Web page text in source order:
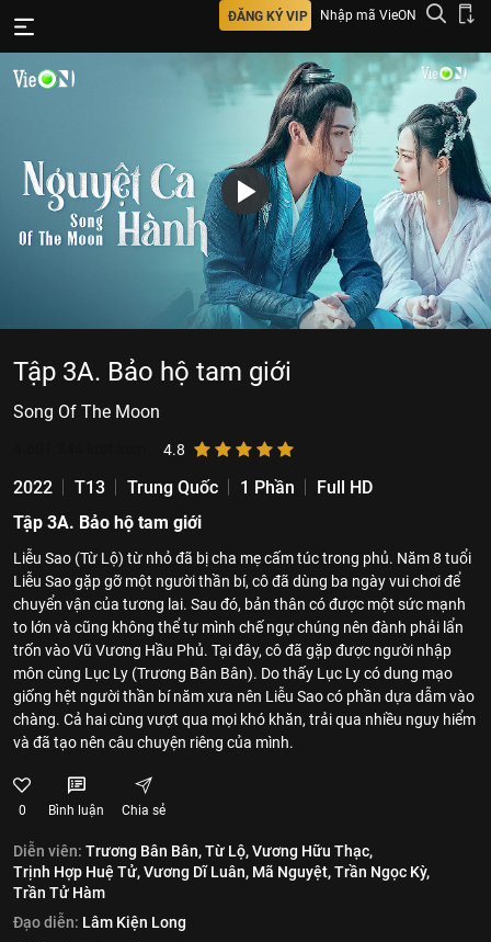
ĐĂNG KÝ VIP Nhập mã VieON
Tập 3A. Bảo hộ tam giới
Song Of The Moon
4.8
2022 T13 Trung Quốc 1 Phần
Full HD
Tập 3A. Bảo hộ tam giới
Liễu Sao (Từ Lộ) từ nhỏ đã bị cha mẹ cấm túc trong phủ. Năm 8 tuổi
Liễu Sao gặp gỡ một người thần bí, cô đã dùng ba ngày vui chơi để
chuyển vận của tương lai. Sau đó, bản thân có được một sức mạnh
to lớn và cũng không thể tự mình chế ngự chúng nên đành phải lẩn
trốn vào Vũ Vương Hầu Phủ. Tại đây, cô đã gặp được người nhập
môn cùng Lục Ly (Trương Bân Bân). Do thấy Lục Ly có dung mạo
giống hệt người thần bí năm xưa nên Liễu Sao có phần dựa dẫm vào
chàng. Cả hai cùng vượt qua mọi khó khăn, trải qua nhiều nguy hiểm
và đã tạo nên câu chuyện riêng của mình.
0 Bình luận Chia sẻ
Diễn viên: Trương Bân Bân,Từ Lộ,Vương Hữu Thạc,
Trịnh Hợp Huệ Tử,Vương Dĩ Luân, Mã Nguyệt,Trần Ngọc Kỳ,
Trần Tử Hàm
Đạo diễn: Lâm Kiện Long